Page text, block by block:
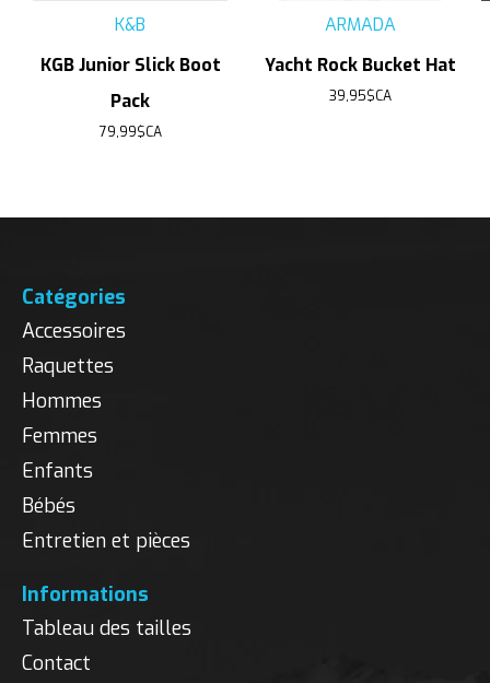
K&B
KGB Junior Slick Boot
Pack
79,99$CA
ARMADA
Yacht Rock Bucket Hat
39,95$CA
Catégories
Accessoires
Raquettes
Hommes
Femmes
Enfants
Bébés
Entretien et pièces
Informations
Tableau des tailles
Contact